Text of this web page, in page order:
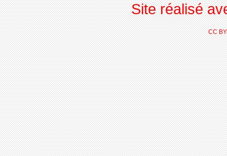
Site réalisé
CC